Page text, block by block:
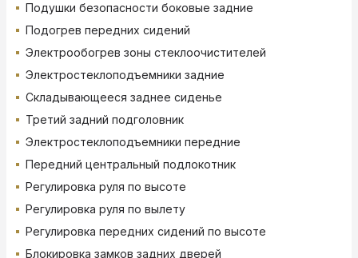
Подушки безопасности боковые задние
Подогрев передних сидений
Электрообогрев зоны стеклоочистителей
Электростеклоподъемники задние
Складывающееся заднее сиденье
Третий задний подголовник
Электростеклоподъемники передние
Передний центральный подлокотник
Регулировка руля по высоте
Регулировка руля по вылету
Регулировка передних сидений по высоте
Блокировка замков задних дверей